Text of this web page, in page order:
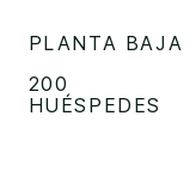
PLANTA BAJA
200
HUÉSPEDES